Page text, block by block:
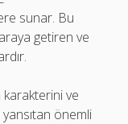
sunar. Bu
getiren ve
karakterini ve
önemli